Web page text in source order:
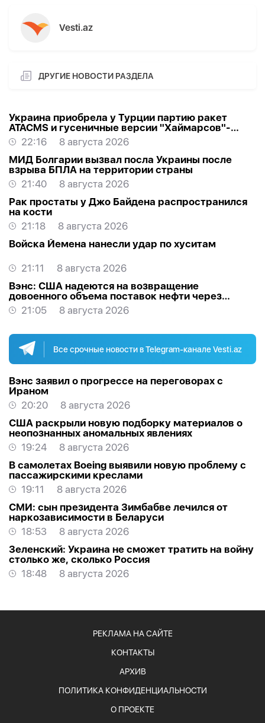
Vesti.az
ДРУГИЕ НОВОСТИ РАЗДЕЛА
Украина приобрела у Турции партию ракет
ATACMS и гусеничные версии "Хаймарсов"-
ОБНОВЛЕНО
22:16
8 августа 2026
МИД Болгарии вызвал посла Украины после
взрыва БПЛА на территории страны
21:40
8 августа 2026
Рак простаты у Джо Байдена распространился
на кости
21:18
8 августа 2026
Войска Йемена нанесли удар по хуситам
21:11
8 августа 2026
Вэнс: США надеются на возвращение
довоенного объема поставок нефти через
Ормуз
21:05 8 августа 2026
Все срочные новости в Telegram-канале Vesti.az
Вэнс заявил о прогрессе на переговорах с
Ираном
20:20
8 августа 2026
США раскрыли новую подборку материалов о
неопознанных аномальных явлениях
19:24
8 августа 2026
В самолетах Boeing выявили новую проблему с
пассажирскими креслами
19:11
8 августа 2026
СМИ: сын президента Зимбабве лечился от
наркозависимости в Беларуси
18:53
8 августа 2026
Зеленский: Украина не сможет тратить на войну
столько же, сколько Россия
18:48
8 августа 2026
РЕКЛАМА НА САЙТЕ
КОНТАКТЫ
АРХИВ
ПОЛИТИКА КОНФИДЕНЦИАЛЬНОСТИ
О ПРОЕКТЕ